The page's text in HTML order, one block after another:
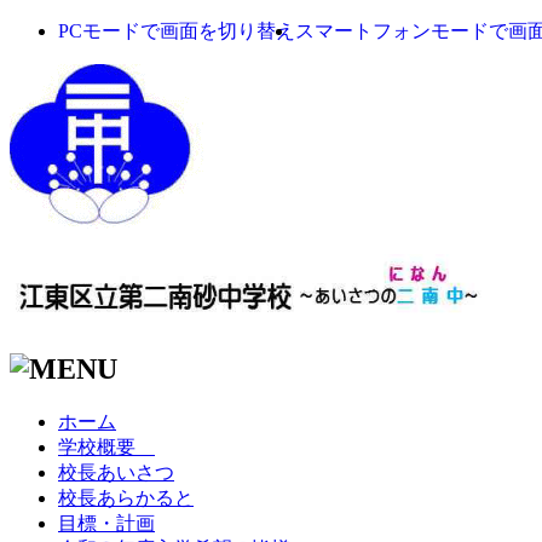
PCモードで画面を切り替え スマートフォンモードで画
ホーム
学校概要
校長あいさつ
校長あらかると
目標・計画